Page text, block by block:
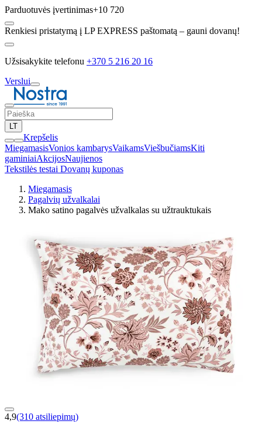
Parduotuvės įvertinimas+10 720
Renkiesi pristatymą į LP EXPRESS paštomatą – gauni dovanų!
Užsisakykite telefonu +370 5 216 20 16
Verslui
LT
Krepšelis
MiegamasisVonios kambarysVaikamsViešbučiamsKiti
gaminiaiAkcijosNaujienos
Tekstilės testai Dovanų kuponas
Miegamasis
Pagalvių užvalkalai
Mako satino pagalvės užvalkalas su užtrauktukais
4,9(310 atsiliepimų)